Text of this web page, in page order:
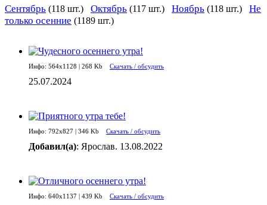
Сентябрь (118 шт.) Октябрь (117 шт.) Ноябрь (118 шт.) Не
только осенние (1189 шт.)
Инфо: 564х1128 | 268 Kb Скачать / обсудить
25.07.2024
Инфо: 792х827 | 346 Kb Скачать / обсудить
Добавил(а): Ярослав. 13.08.2022
Инфо: 640х1137 | 439 Kb Скачать / обсудить